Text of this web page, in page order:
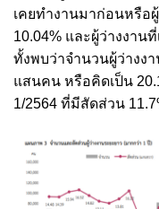
เคยทำงานมาก่อนหรือ
10.04% และผู้ว่างงาน
ทั้งพบว่าจำนวนผู้ว่างง
แสนคน หรือคิดเป็น
1/2564 ที่มีสัดส่วน